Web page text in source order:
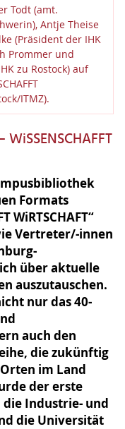
Todt (amt.
Antje Theise
(Präsident der IHK
Prommer und
zu Rostock) auf
ITMZ).
Formats
WiRTSCHAFT“
Vertreter/-innen
über aktuelle
auszutauschen.
nur das 40-
auch den
die zukünftig
im Land
der erste
die Industrie- und
die Universität